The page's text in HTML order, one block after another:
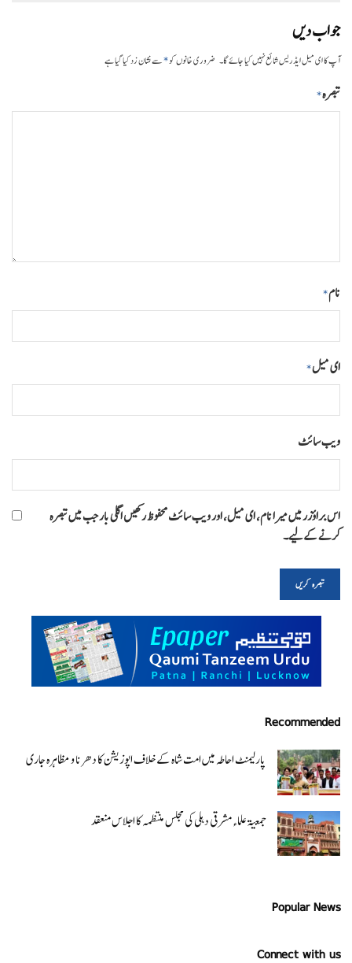
جواب دیں
آپ کا ای میل ایڈریس شائع نہیں کیا جائے گا۔ ضروری خانوں کو*سے نشان زد کیا گیا ہے
تبصرہ*
نام*
ای میل*
ویب‌ سائٹ
اس براؤزر میں میرا نام، ای میل، اور ویب سائٹ محفوظ رکھیں اگلی بار جب میں تبصرہ
کرنے کےلیے۔
Recommended
پارلیمنٹ احاطہ میں امت شاہ کے خلاف اپوزیشن کا دھرنا و مظاہرہ جاری
جمعیۃ علماء مشرقی دہلی کی مجلس منتظمہ کا اجلاس منعقد
Popular News
Connect with us